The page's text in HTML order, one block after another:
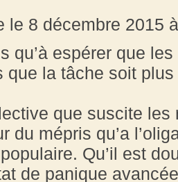
le 8 décembre 2015
qu’à espérer que
que la tâche soit
que suscite
du mépris qu’a
Qu’il est
de panique